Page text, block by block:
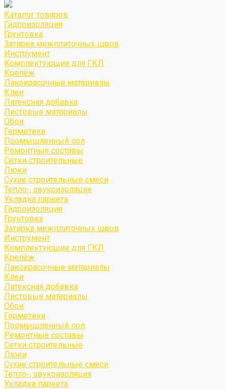
Каталог товаров
Гидроизоляция
Грунтовка
Затирка межплиточных швов
Инструмент
Комплектующие для ГКЛ
Крепёж
Лакокрасочные материалы
Клеи
Латексная добавка
Листовые материалы
Обои
Герметики
Промышленный пол
Ремонтные составы
Сетки строительные
Люки
Сухие строительные смеси
Тепло-, звукоизоляция
Укладка паркета
Гидроизоляция
Грунтовка
Затирка межплиточных швов
Инструмент
Комплектующие для ГКЛ
Крепёж
Лакокрасочные материалы
Клеи
Латексная добавка
Листовые материалы
Обои
Герметики
Промышленный пол
Ремонтные составы
Сетки строительные
Люки
Сухие строительные смеси
Тепло-, звукоизоляция
Укладка паркета